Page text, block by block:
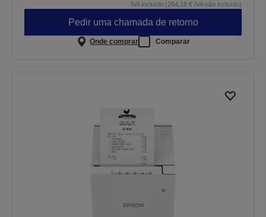
IVA incluído (264,18 € IVA não incluído)
Pedir uma chamada de retorno
Onde comprar Comparar